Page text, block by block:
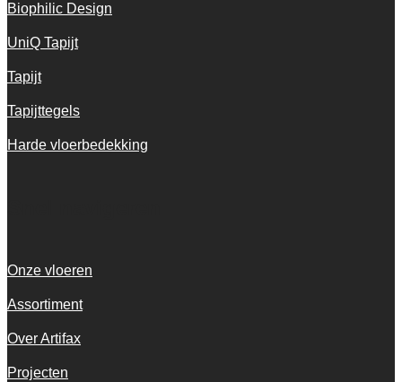
Biophilic Design
UniQ Tapijt
Tapijt
Tapijttegels
Harde vloerbedekking
Onze vloeren
Assortiment
Over Artifax
Projecten